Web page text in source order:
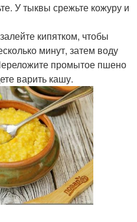
У тыквы срежьте кожуру и
кипятком, чтобы
минут, затем воду
промытое пшено
варить кашу.